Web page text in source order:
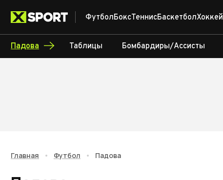
ФутболБоксТеннисБаскетболХоккей
Падова Таблицы Бомбардиры/Ассисты
Главная • Футбол • Падова